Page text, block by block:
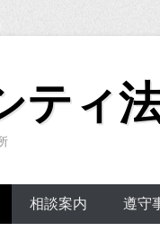
ティ
相談案内 遵守